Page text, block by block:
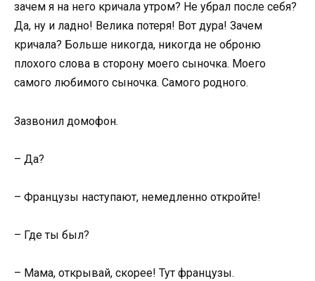
зачем я на него кричала утром? Не убрал после себя?
Да, ну и ладно! Велика потеря! Вот дура! Зачем
кричала? Больше никогда, никогда не оброню
плохого слова в сторону моего сыночка. Моего
самого любимого сыночка. Самого родного.
Зазвонил домофон.
– Да?
– Французы наступают, немедленно откройте!
– Где ты был?
– Мама, открывай, скорее! Тут французы.